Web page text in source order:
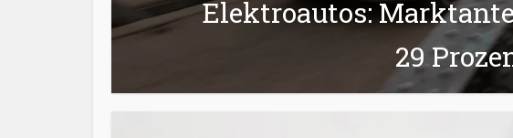
Elektroautos:
29